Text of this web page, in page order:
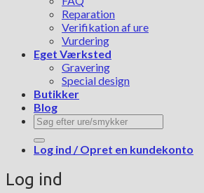
Reparation
Verifikation af ure
Vurdering
Eget Værksted
Gravering
Special design
Butikker
Blog
Søg
efter:
Log ind / Opret en kundekonto
Log ind